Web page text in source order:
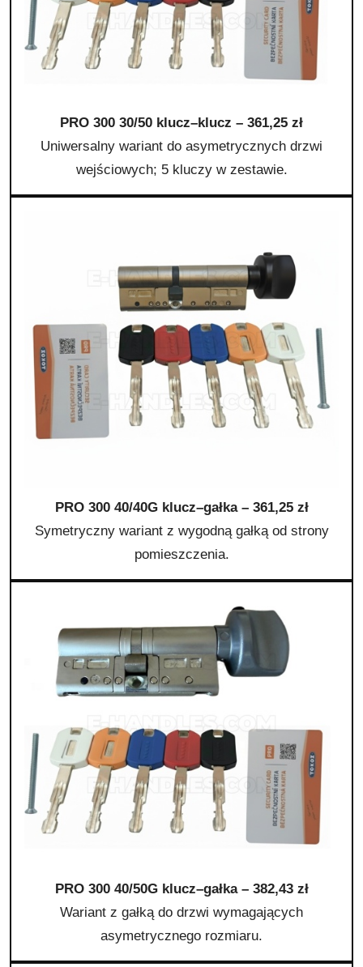
PRO 300 30/50 klucz–klucz – 361,25 zł
Uniwersalny wariant do asymetrycznych drzwi
wejściowych; 5 kluczy w zestawie.
PRO 300 40/40G klucz–gałka – 361,25 zł
Symetryczny wariant z wygodną gałką od strony
pomieszczenia.
PRO 300 40/50G klucz–gałka – 382,43 zł
Wariant z gałką do drzwi wymagających
asymetrycznego rozmiaru.